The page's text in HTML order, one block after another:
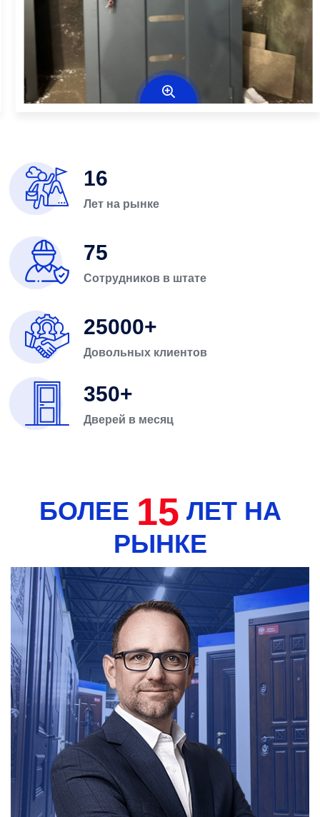
16
Лет на рынке
75
Сотрудников в штате
25000
Довольных клиентов
350
Дверей в месяц
БОЛЕЕ 15 ЛЕТ НА
РЫНКЕ